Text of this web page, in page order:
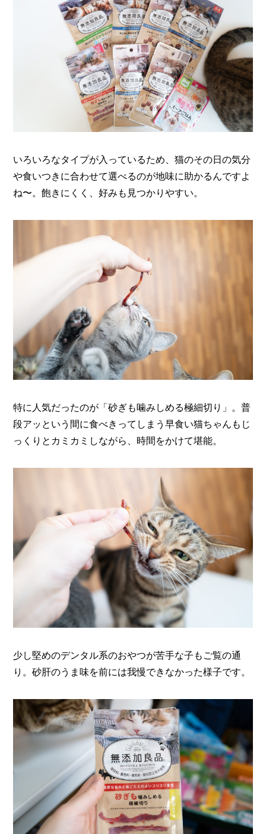
いろいろなタイプが入っているため、猫のその日の気分
や食いつきに合わせて選べるのが地味に助かるんですよ
ね〜。飽きにくく、好みも見つかりやすい。
特に人気だったのが「砂ぎも噛みしめる極細切り」。普
段アッという間に食べきってしまう早食い猫ちゃんもじ
っくりとカミカミしながら、時間をかけて堪能。
少し堅めのデンタル系のおやつが苦手な子もご覧の通
り。砂肝のうま味を前には我慢できなかった様子です。